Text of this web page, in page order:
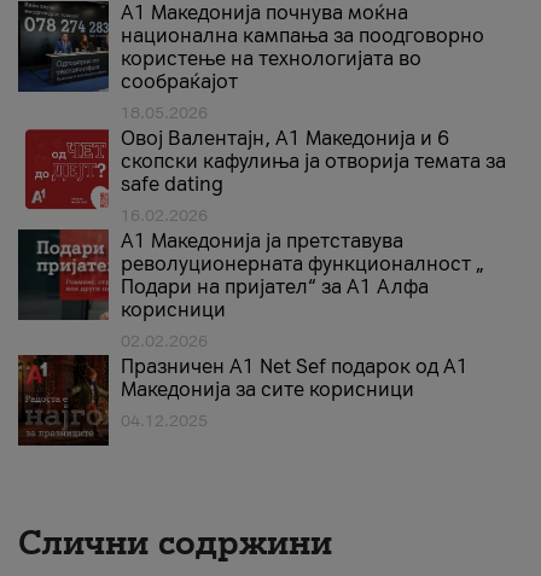
A1 Македонија почнува моќна
национална кампања за поодговорно
користење на технологијата во
сообраќајот
18.05.2026
Овој Валентајн, A1 Македонија и 6
скопски кафулиња ја отворија темата за
safe dating
16.02.2026
А1 Македонија ја претставува
револуционерната функционалност „
Подари на пријател“ за А1 Алфа
корисници
02.02.2026
Празничен A1 Net Sеf подарок од А1
Македонија за сите корисници
04.12.2025
Слични содржини